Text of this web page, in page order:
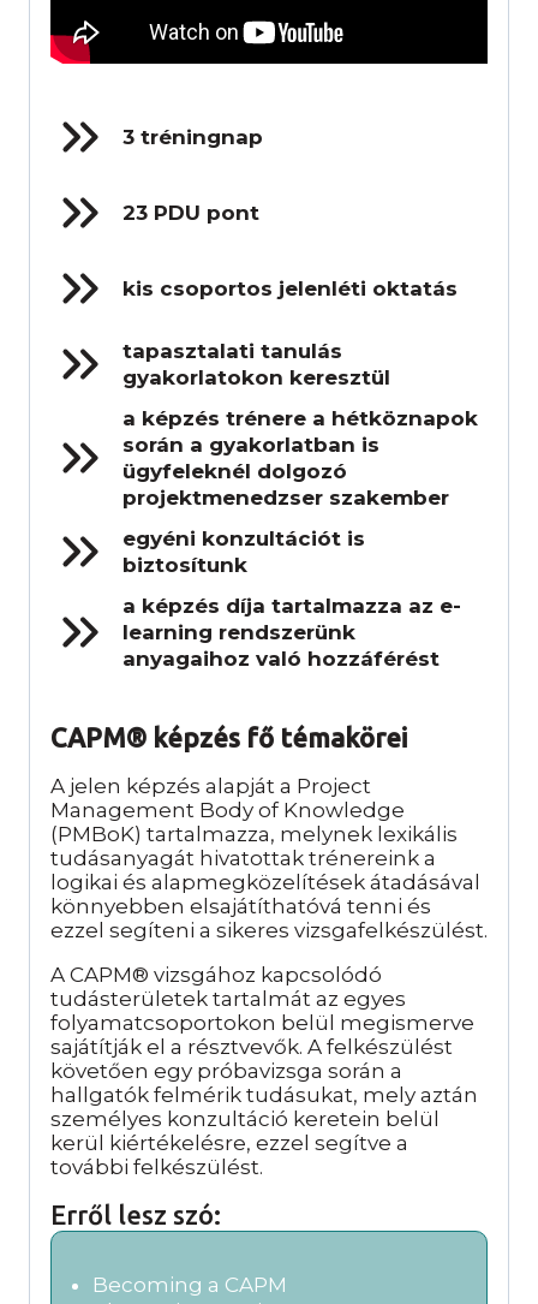
3 tréningnap
23 PDU pont
kis csoportos jelenléti oktatás
tapasztalati tanulás
gyakorlatokon keresztül
a képzés trénere a hétköznapok
során a gyakorlatban is
ügyfeleknél dolgozó
projektmenedzser szakember
egyéni konzultációt is
biztosítunk
a képzés díja tartalmazza az e-
learning rendszerünk
anyagaihoz való hozzáférést
CAPM® képzés fő témakörei
A jelen képzés alapját a Project
Management Body of Knowledge
(PMBoK) tartalmazza, melynek lexikális
tudásanyagát hivatottak trénereink a
logikai és alapmegközelítések átadásával
könnyebben elsajátíthatóvá tenni és
ezzel segíteni a sikeres vizsgafelkészülést.
A CAPM® vizsgához kapcsolódó
tudásterületek tartalmát az egyes
folyamatcsoportokon belül megismerve
sajátítják el a résztvevők. A felkészülést
követően egy próbavizsga során a
hallgatók felmérik tudásukat, mely aztán
személyes konzultáció keretein belül
kerül kiértékelésre, ezzel segítve a
további felkészülést.
Erről lesz szó:
Becoming a CAPM